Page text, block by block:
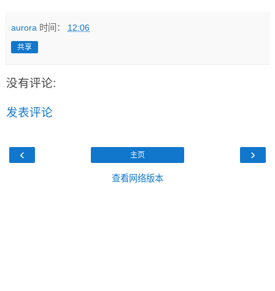
aurora 时间： 12:06
共享
没有评论:
发表评论
‹ ›
主页
查看网络版本